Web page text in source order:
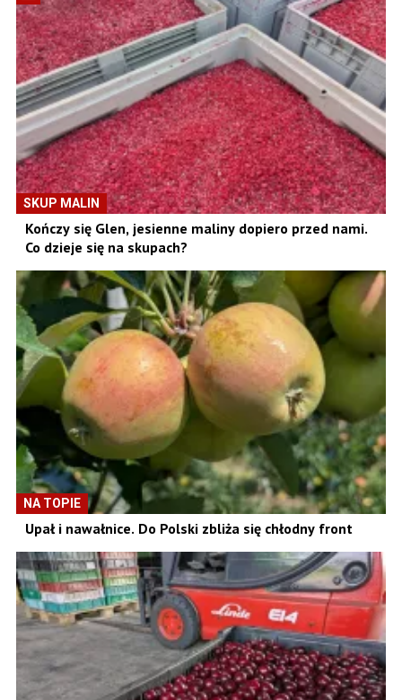
SKUP MALIN
Kończy się Glen, jesienne maliny dopiero przed nami.
Co dzieje się na skupach?
NA TOPIE
Upał i nawałnice. Do Polski zbliża się chłodny front